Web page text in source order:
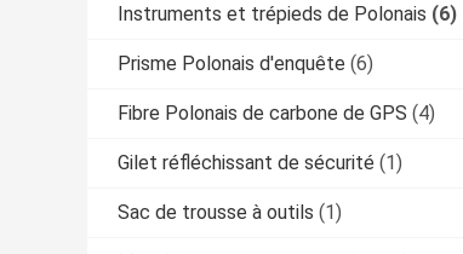
Instruments et trépieds de Polonais (6)
Prisme Polonais d'enquête (6)
Fibre Polonais de carbone de GPS (4)
Gilet réfléchissant de sécurité (1)
Sac de trousse à outils (1)